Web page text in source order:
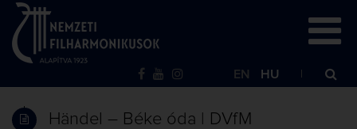
EN HU
Händel – Béke óda | DVfM